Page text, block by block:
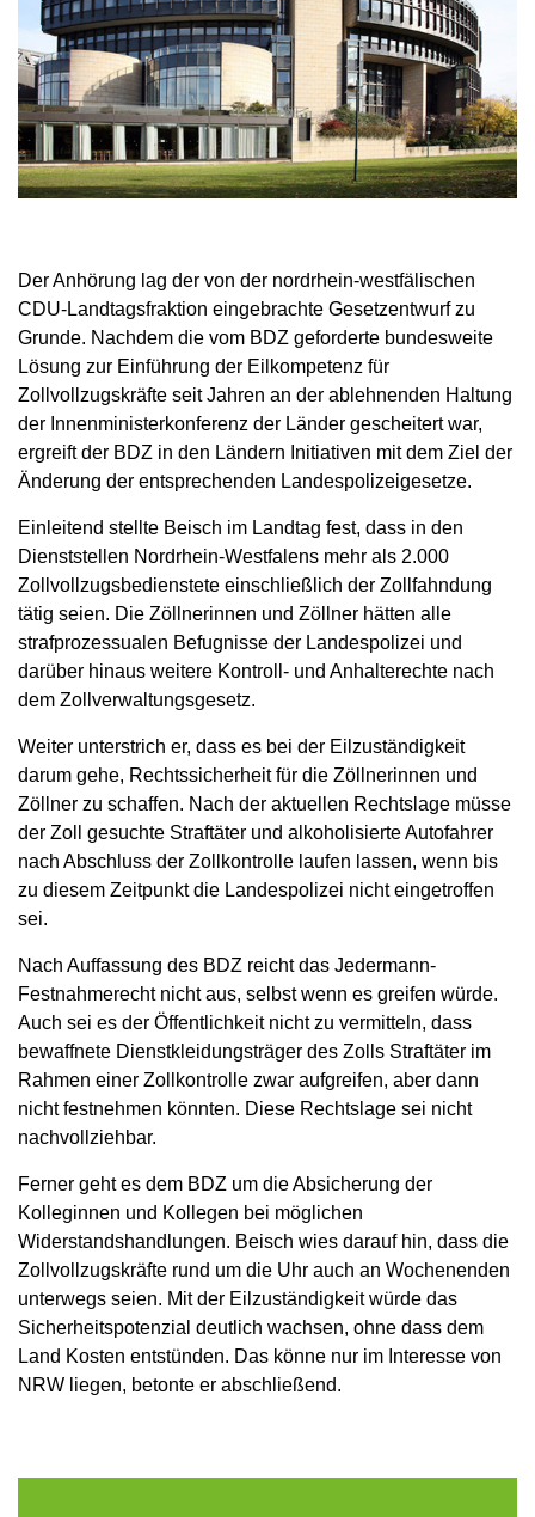
Der Anhörung lag der von der nordrhein-westfälischen
CDU-Landtagsfraktion eingebrachte Gesetzentwurf zu
Grunde. Nachdem die vom BDZ geforderte bundesweite
Lösung zur Einführung der Eilkompetenz für
Zollvollzugskräfte seit Jahren an der ablehnenden Haltung
der Innenministerkonferenz der Länder gescheitert war,
ergreift der BDZ in den Ländern Initiativen mit dem Ziel der
Änderung der entsprechenden Landespolizeigesetze.
Einleitend stellte Beisch im Landtag fest, dass in den
Dienststellen Nordrhein-Westfalens mehr als 2.000
Zollvollzugsbedienstete einschließlich der Zollfahndung
tätig seien. Die Zöllnerinnen und Zöllner hätten alle
strafprozessualen Befugnisse der Landespolizei und
darüber hinaus weitere Kontroll- und Anhalterechte nach
dem Zollverwaltungsgesetz.
Weiter unterstrich er, dass es bei der Eilzuständigkeit
darum gehe, Rechtssicherheit für die Zöllnerinnen und
Zöllner zu schaffen. Nach der aktuellen Rechtslage müsse
der Zoll gesuchte Straftäter und alkoholisierte Autofahrer
nach Abschluss der Zollkontrolle laufen lassen, wenn bis
zu diesem Zeitpunkt die Landespolizei nicht eingetroffen
sei.
Nach Auffassung des BDZ reicht das Jedermann-
Festnahmerecht nicht aus, selbst wenn es greifen würde.
Auch sei es der Öffentlichkeit nicht zu vermitteln, dass
bewaffnete Dienstkleidungsträger des Zolls Straftäter im
Rahmen einer Zollkontrolle zwar aufgreifen, aber dann
nicht festnehmen könnten. Diese Rechtslage sei nicht
nachvollziehbar.
Ferner geht es dem BDZ um die Absicherung der
Kolleginnen und Kollegen bei möglichen
Widerstandshandlungen. Beisch wies darauf hin, dass die
Zollvollzugskräfte rund um die Uhr auch an Wochenenden
unterwegs seien. Mit der Eilzuständigkeit würde das
Sicherheitspotenzial deutlich wachsen, ohne dass dem
Land Kosten entstünden. Das könne nur im Interesse von
NRW liegen, betonte er abschließend.